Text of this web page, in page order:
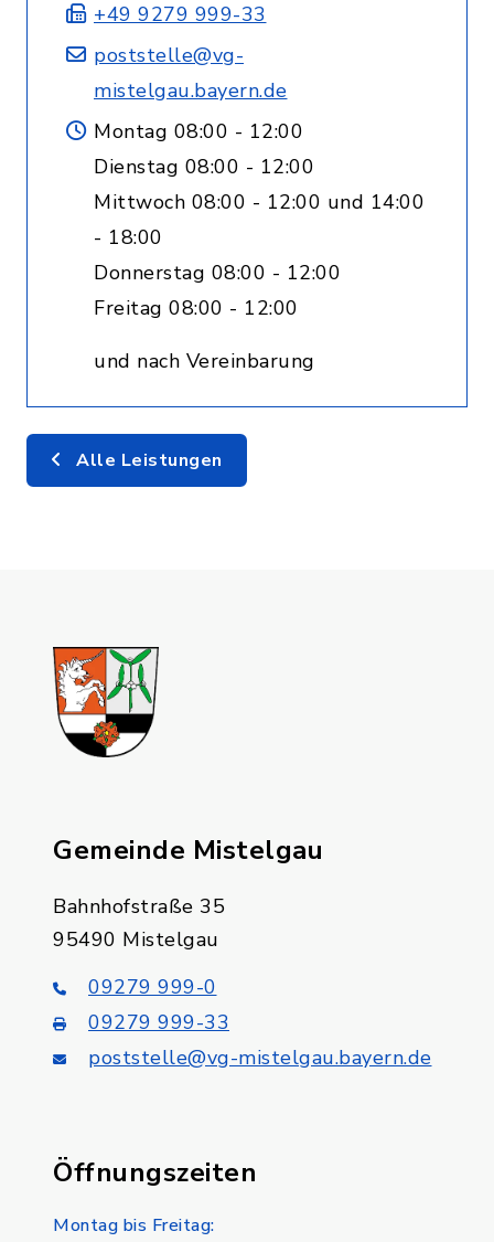
+49 9279 999-33
poststelle@vg-
mistelgau.bayern.de
Montag 08:00 - 12:00
Dienstag 08:00 - 12:00
Mittwoch 08:00 - 12:00 und 14:00
- 18:00
Donnerstag 08:00 - 12:00
Freitag 08:00 - 12:00
und nach Vereinbarung
Alle Leistungen
Gemeinde Mistelgau
Bahnhofstraße 35
95490 Mistelgau
09279 999-0
09279 999-33
poststelle@vg-mistelgau.bayern.de
Öffnungszeiten
Montag bis Freitag: